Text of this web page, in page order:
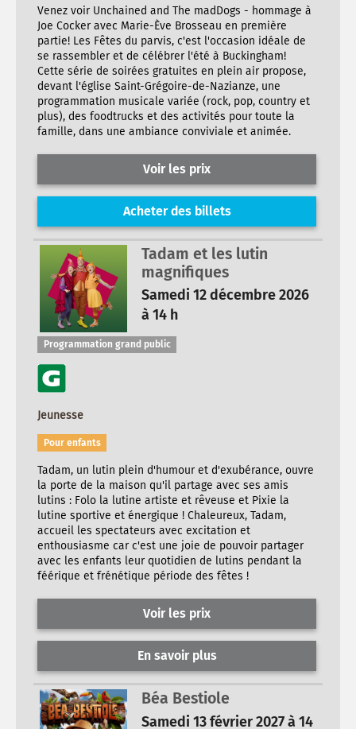
Venez voir Unchained and The madDogs - hommage à
Joe Cocker avec Marie-Ève Brosseau en première
partie! Les Fêtes du parvis, c'est l'occasion idéale de
se rassembler et de célébrer l'été à Buckingham!
Cette série de soirées gratuites en plein air propose,
devant l'église Saint-Grégoire-de-Nazianze, une
programmation musicale variée (rock, pop, country et
plus), des foodtrucks et des activités pour toute la
famille, dans une ambiance conviviale et animée.
Voir les prix
Acheter des billets
Tadam et les lutin
magnifiques
Samedi 12 décembre 2026
à 14 h
Programmation grand public
Jeunesse
Pour enfants
Tadam, un lutin plein d'humour et d'exubérance, ouvre
la porte de la maison qu'il partage avec ses amis
lutins : Folo la lutine artiste et rêveuse et Pixie la
lutine sportive et énergique ! Chaleureux, Tadam,
accueil les spectateurs avec excitation et
enthousiasme car c'est une joie de pouvoir partager
avec les enfants leur quotidien de lutins pendant la
féérique et frénétique période des fêtes !
Voir les prix
En savoir plus
Béa Bestiole
Samedi 13 février 2027 à 14